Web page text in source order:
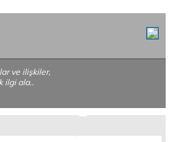
ve ilişkiler,
ilgi ala..